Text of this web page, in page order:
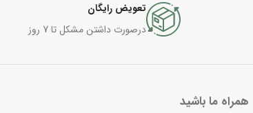
تعویض رایگان
درصورت داشتن مشکل تا 7 روز
همراه ما باشید